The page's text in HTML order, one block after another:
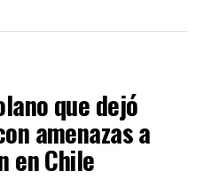
que dejó
amenazas a
en Chile